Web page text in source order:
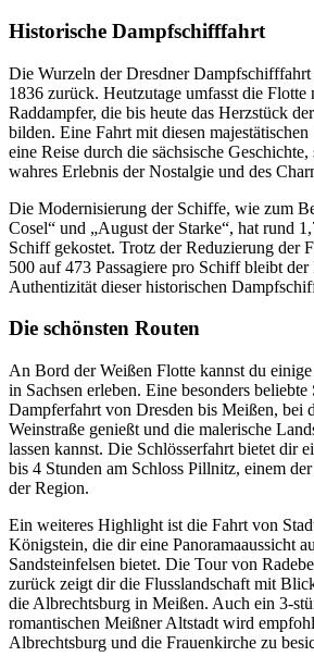
Historische Dampfschifffahrt
Die Wurzeln der Dresdner Dampfschifffahrt
1836 zurück. Heutzutage umfasst die Flotte
Raddampfer, die bis heute das Herzstück
bilden. Eine Fahrt mit diesen
eine Reise durch die sächsische Geschichte,
wahres Erlebnis der Nostalgie und des
Die Modernisierung der Schiffe, wie zum
Cosel“ und „August der Starke“, hat rund
Schiff gekostet. Trotz der Reduzierung der
500 auf 473 Passagiere pro Schiff bleibt
Authentizität dieser historischen
Die schönsten Routen
An Bord der Weißen Flotte kannst du
in Sachsen erleben. Eine besonders beliebte
Dampferfahrt von Dresden bis Meißen, bei
Weinstraße genießt und die malerische
lassen kannst. Die Schlösserfahrt bietet dir
bis 4 Stunden am Schloss Pillnitz, einem
der Region.
Ein weiteres Highlight ist die Fahrt von
Königstein, die dir eine Panoramaaussicht
Sandsteinfelsen bietet. Die Tour von
zurück zeigt dir die Flusslandschaft mit
die Albrechtsburg in Meißen. Auch ein 3-
romantischen Meißner Altstadt wird
Albrechtsburg und die Frauenkirche zu